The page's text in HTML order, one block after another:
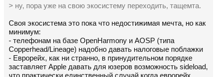
> ну, пора уже на свою экосистему переходить, тащемта.
Своя экосистема это пока что недостижимая мечта, но как
минимум:
- телефонам на базе OpenHarmony и AOSP (типа
Copperhead/Lineage) надобно давать налоговые поблажки
- Еврорейх, как ни странно, в принудительном порядке
заставляет Apple давать для юзеров возможность sideload,